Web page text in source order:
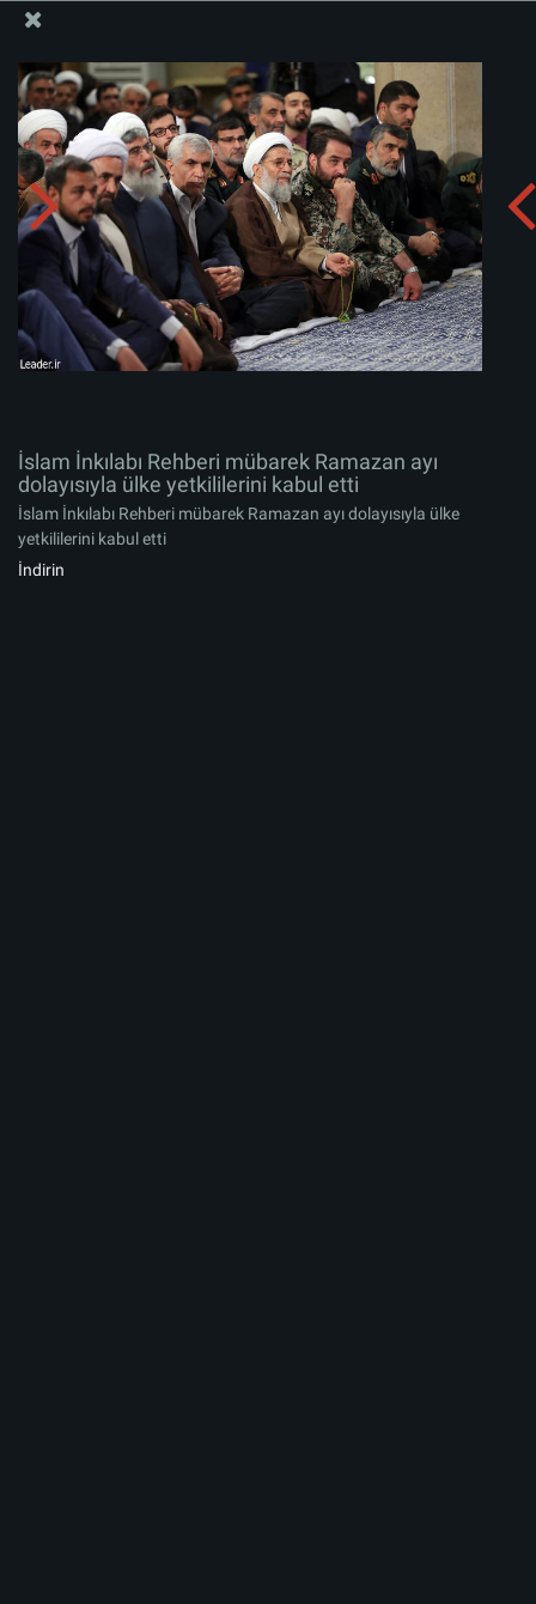
İslam İnkılabı Rehberi mübarek Ramazan ayı dolayısıyla
ülke yetkililerini kabul etti
Albümü indirin:
İslam İnkılabı Rehberi mübarek Ramazan ayı
dolayısıyla ülke yetkililerini kabul etti
İslam İnkılabı Rehberi mübarek Ramazan ayı dolayısıyla ülke
yetkililerini kabul etti
İndirin